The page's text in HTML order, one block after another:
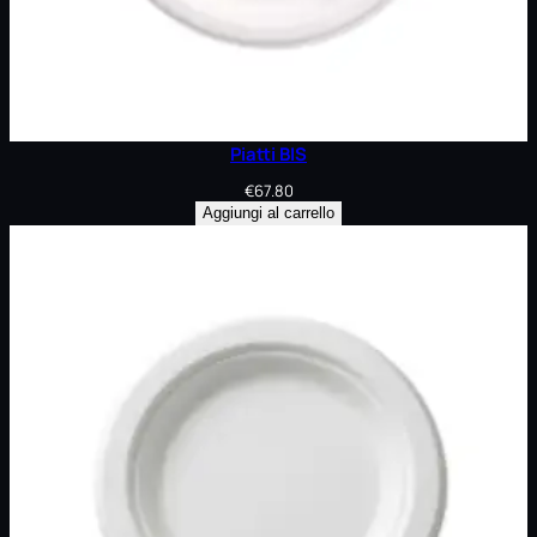
Piatti BIS
€67.80
Aggiungi al carrello